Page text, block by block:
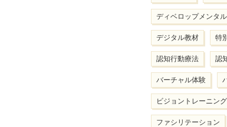
ディベロップメンタ
デジタル教材 特
認知行動療法 認
バーチャル体験
ビジョントレーニング
ファシリテーション